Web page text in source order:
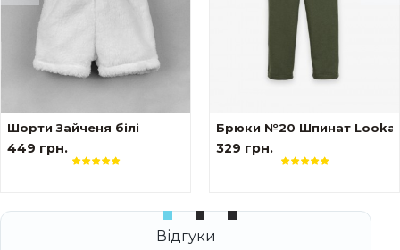
tattoo style The козак
Шорти Зайченя білі
449 грн.
Брюки №20 Шпинат
329 грн.